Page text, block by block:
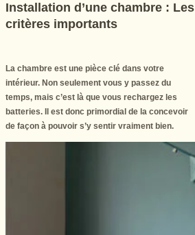
Installation d’une chambre : Les
critères importants
La chambre est une pièce clé dans votre
intérieur. Non seulement vous y passez du
temps, mais c’est là que vous rechargez les
batteries. Il est donc primordial de la concevoir
de façon à pouvoir s’y sentir vraiment bien.